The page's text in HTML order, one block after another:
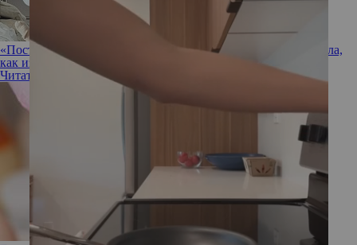
«Постоянно хочется есть»: Рози Хантингтон-Уайтли показала,
как изменилась ее фигура после вторых родов
Читать полностью